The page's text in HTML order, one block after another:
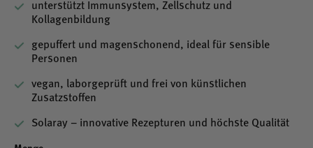
unterstützt Immunsystem, Zellschutz und
Kollagenbildung
gepuffert und magenschonend, ideal für sensible
Personen
vegan, laborgeprüft und frei von künstlichen
Zusatzstoffen
Solaray – innovative Rezepturen und höchste Qualität